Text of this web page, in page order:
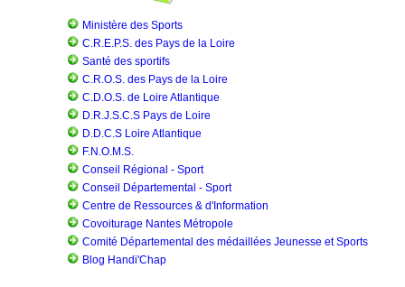
Ministère des Sports
C.R.E.P.S. des Pays de la Loire
Santé des sportifs
C.R.O.S. des Pays de la Loire
C.D.O.S. de Loire Atlantique
D.R.J.S.C.S Pays de Loire
D.D.C.S Loire Atlantique
F.N.O.M.S.
Conseil Régional - Sport
Conseil Départemental - Sport
Centre de Ressources & d'Information
Covoiturage Nantes Métropole
Comité Départemental des médaillées Jeunesse et Sports
Blog Handi'Chap